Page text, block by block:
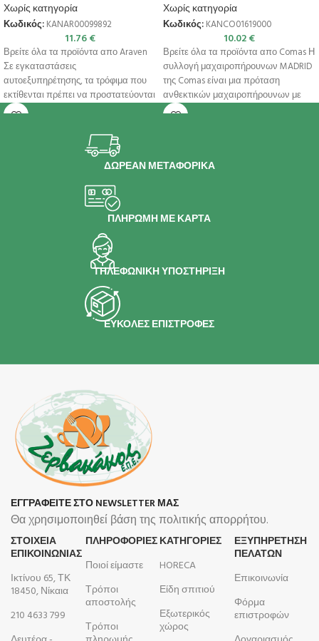
Χωρίς κατηγορία
Κωδικός: KANAR00099892
11.76€
Βρείτε όλα τα προϊόντα απο Araven
Σε εγκαταστάσεις
αυτοεξυπηρέτησης, τα τρόφιμα που
εκτίθενται πρέπει να προστατεύονται
από άμεση μόλυνση που
Χωρίς κατηγορία
Κωδικός: KANCO01619000
10.02€
Βρείτε όλα τα προϊόντα απο Comas Η
συλλογή μαχαιροπήρουνων MADRID
της Comas είναι μια πρόταση
ανθεκτικών μαχαιροπήρουνων με
μοντέρνα εμφάνιση.
ΔΩΡΕΑΝ ΜΕΤΑΦΟΡΙΚΑ
ΠΛΗΡΩΜΗ ΜΕ ΚΑΡΤΑ
ΤΗΛΕΦΩΝΙΚΗ ΥΠΟΣΤΗΡΙΞΗ
ΕΥΚΟΛΕΣ ΕΠΙΣΤΡΟΦΕΣ
ΕΓΓΡΑΦΕΙΤΕ ΣΤΟ NEWSLETTER ΜΑΣ
Θα χρησιμοποιηθεί βάση της πολιτικής απορρήτου.
ΣΤΟΙΧΕΙΑ
ΕΠΙΚΟΙΝΩΝΙΑΣ
Ικτίνου 65, ΤΚ
18450, Νίκαια
210 4633 799
ΠΛΗΡΟΦΟΡΊΕΣ
Ποιοί είμαστε
Τρόποι
αποστολής
Τρόποι
ΚΑΤΗΓΟΡΙΕΣ
HORECA
Είδη σπιτιού
Εξωτερικός
χώρος
ΕΞΥΠΗΡΕΤΗΣΗ
ΠΕΛΑΤΩΝ
Επικοινωνία
Φόρμα
επιστροφών